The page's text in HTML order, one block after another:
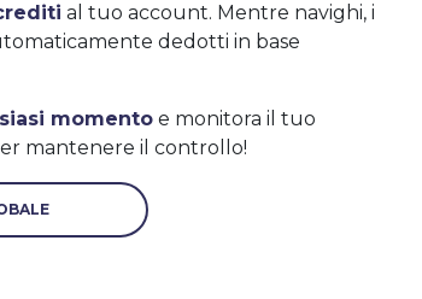
al tuo account. Mentre navighi, i
dedotti in base
momento e monitora il tuo
mantenere il controllo!